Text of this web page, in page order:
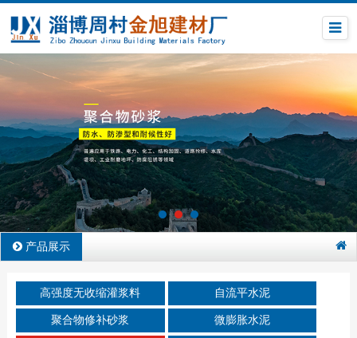
产品展示
高强度无收缩灌浆料 自流平水泥
聚合物修补砂浆 微膨胀水泥